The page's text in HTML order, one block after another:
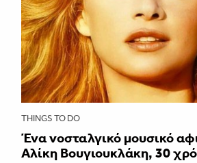
THINGS TO DO
Ένα νοσταλγικό μουσικό
Αλίκη Βουγιουκλάκη, 30